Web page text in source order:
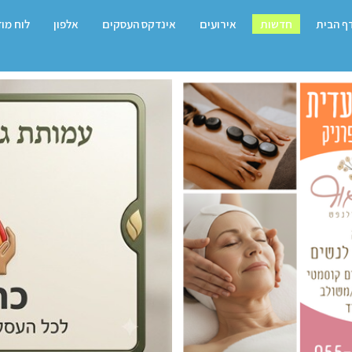
הבית חדשות אירועים אינדקס העסקים אלפון לוח